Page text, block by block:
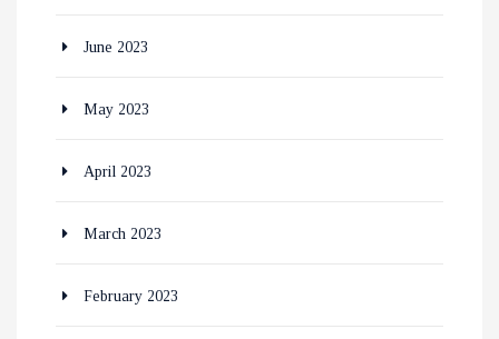
June 2023
May 2023
April 2023
March 2023
February 2023